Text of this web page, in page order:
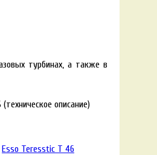
турбинах, а также в
(техническое описание)
Esso Teresstic T 46